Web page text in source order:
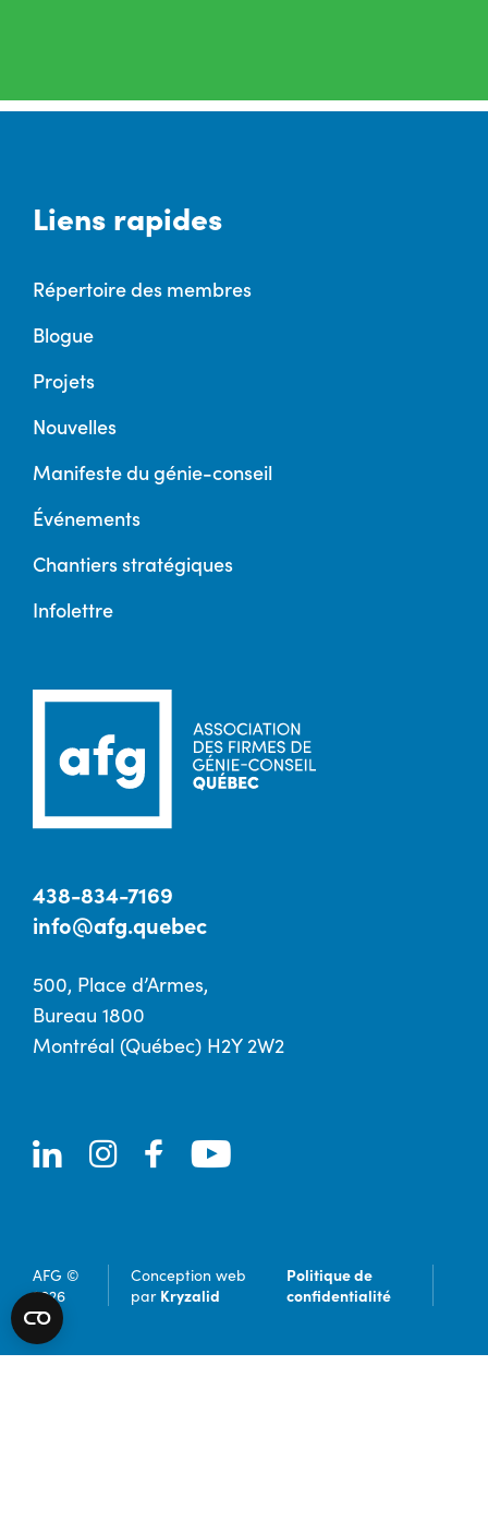
Liens rapides
Répertoire des membres
Blogue
Projets
Nouvelles
Manifeste du génie-conseil
Événements
Chantiers stratégiques
Infolettre
438-834-7169
info@afg.quebec
500, Place d’Armes,
Bureau 1800
Montréal (Québec) H2Y 2W2
AFG ©
2026
Conception web
par Kryzalid
Politique de
confidentialité